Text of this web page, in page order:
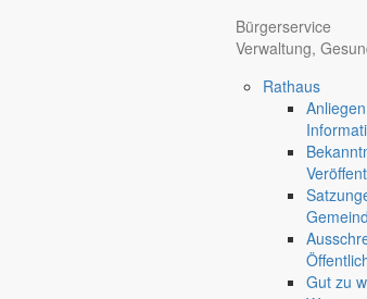
Bürgerservice
Verwaltung,
Rathaus
Gut zu
Seniorengeburtstag in Gersdorf / Deutsch-
Der Ortschaftsrat Friedersdorf lädt herzlich alle